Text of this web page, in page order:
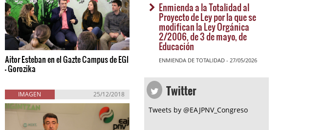
Aitor Esteban en el Gazte Campus de EGI
- Gorozika
IMAGEN 25/12/2018
Enmienda a la Totalidad al
Proyecto de Ley por la que se
modifican la Ley Orgánica
2/2006, de 3 de mayo, de
Educación
ENMIENDA DE TOTALIDAD - 27/05/2026
Twitter
Tweets by @EAJPNV_Congreso